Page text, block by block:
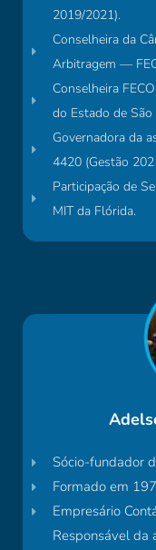
2019/2021).
Conselheira da
Arbitragem —
Conselheira
do Estado de
Governadora da
4420 (Gestão
Participação de
MIT da Flórida.
Sócio-fundador
Formado em
Empresário
Responsável da